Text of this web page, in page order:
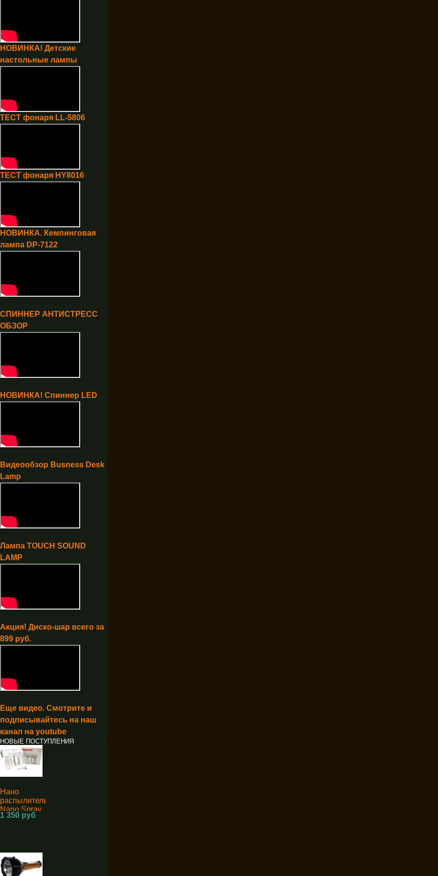
НОВИНКА! Детские
настольные лампы
ТЕСТ фонаря LL-5806
ТЕСТ фонаря HY8016
НОВИНКА. Кемпинговая
лампа DP-7122
СПИННЕР АНТИСТРЕСС
ОБЗОР
НОВИНКА! Спиннер LED
Видеообзор Busness Desk
Lamp
Лампа TOUCH SOUND
LAMP
Акция! Диско-шар всего за
899 руб.
Еще видео. Смотрите и
подписывайтесь на наш
канал на youtube
НОВЫЕ ПОСТУПЛЕНИЯ
Нано
распылитель
Nano Spray
Machine K5
1 350 руб